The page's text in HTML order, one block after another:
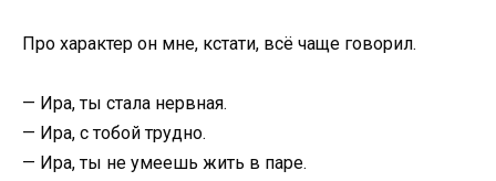
Про характер он мне, кстати, всё чаще говорил.
— Ира, ты стала нервная.
— Ира, с тобой трудно.
— Ира, ты не умеешь жить в паре.